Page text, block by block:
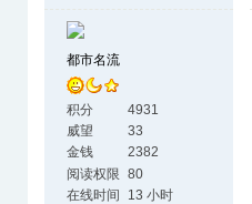
都市名流
积分
4931
威望
33
金钱
2382
阅读权限 80
在线时间
13 小时